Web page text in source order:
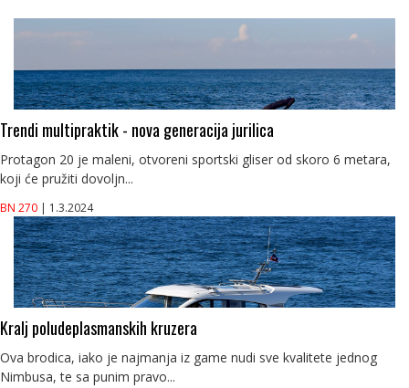
Trendi multipraktik - nova generacija jurilica
Protagon 20 je maleni, otvoreni sportski gliser od skoro 6 metara,
koji će pružiti dovoljn...
BN 270 | 1.3.2024
Kralj poludeplasmanskih kruzera
Ova brodica, iako je najmanja iz game nudi sve kvalitete jednog
Nimbusa, te sa punim pravo...